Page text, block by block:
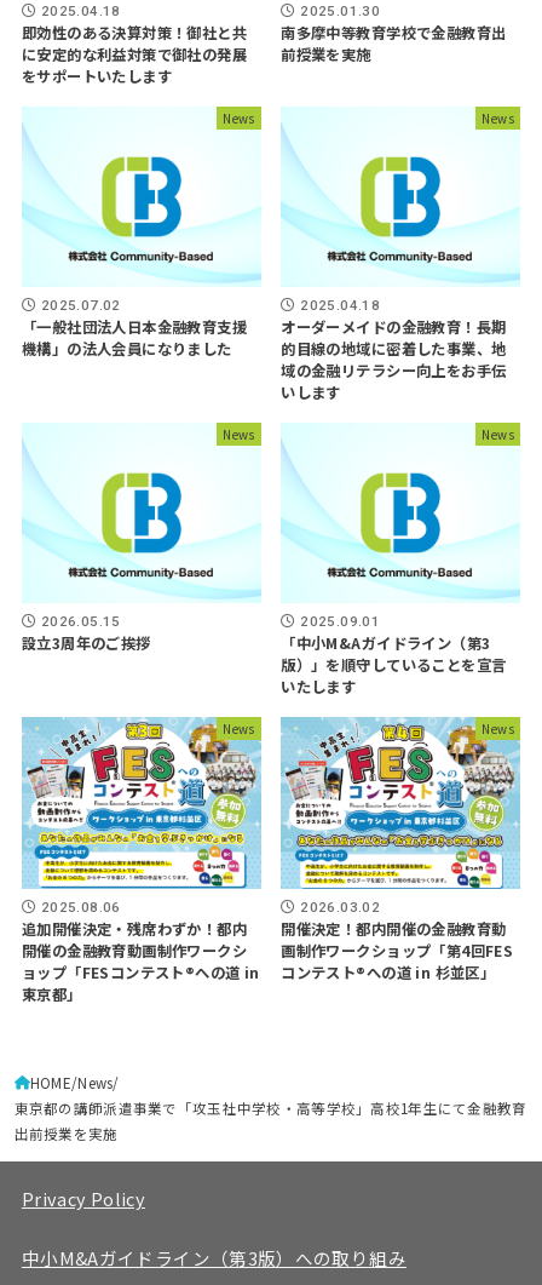
2025.04.18
即効性のある決算対策！御社と共
に安定的な利益対策で御社の発展
をサポートいたします
2025.01.30
南多摩中等教育学校で金融教育出
前授業を実施
News
2025.07.02
「一般社団法人日本金融教育支援
機構」の法人会員になりました
News
2025.04.18
オーダーメイドの金融教育！長期
的目線の地域に密着した事業、地
域の金融リテラシー向上をお手伝
いします
News
2026.05.15
設立3周年のご挨拶
News
2025.09.01
「中小M&Aガイドライン（第3
版）」を順守していることを宣言
いたします
News
2025.08.06
追加開催決定・残席わずか！都内
開催の金融教育動画制作ワークシ
ョップ「FESコンテスト®への道 in
東京都」
News
2026.03.02
開催決定！都内開催の金融教育動
画制作ワークショップ「第4回FES
コンテスト®への道 in 杉並区」
HOME News
東京都の講師派遣事業で「攻玉社中学校・高等学校」高校1年生にて金融教育
出前授業を実施
Privacy Policy
中小M&Aガイドライン（第3版）への取り組み